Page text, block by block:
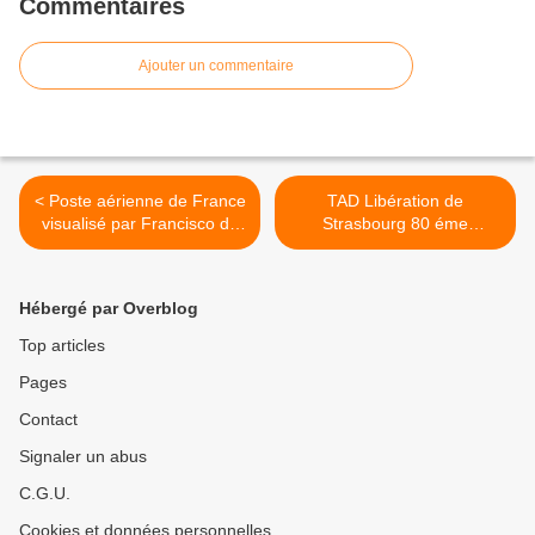
Commentaires
Ajouter un commentaire
< Poste aérienne de France
visualisé par Francisco de
Merdrignac
TAD Libération de
Strasbourg 80 éme
anniversaire >
Hébergé par Overblog
Top articles
Pages
Contact
Signaler un abus
C.G.U.
Cookies et données personnelles